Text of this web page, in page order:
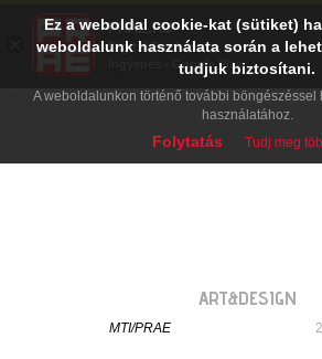
ART&DESIGN
MTI/PRAE
Ez a weboldal cookie-kat (sütiket)
weboldalunk használata során a
tudjuk biztosítani.
A weboldalunkon történő további böngészéssel
használatához.
Folytatás Tudj meg
PRAE.HU
Digital Evolution
Ingyenes - Google Play